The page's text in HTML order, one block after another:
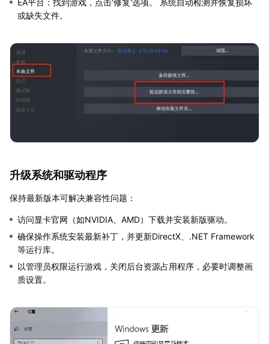
EA平台：找到游戏，点击'修复'选项。 系统自动检测并恢复损坏
或缺失文件。
升级系统和驱动程序
保持最新版本可解决兼容性问题：
访问显卡官网（如NVIDIA、AMD）下载并安装新版驱动。
确保操作系统安装最新补丁，并更新DirectX、.NET Framework
等运行库。
以管理员权限运行游戏，关闭后台资源占用程序，必要时调整画
质设置。